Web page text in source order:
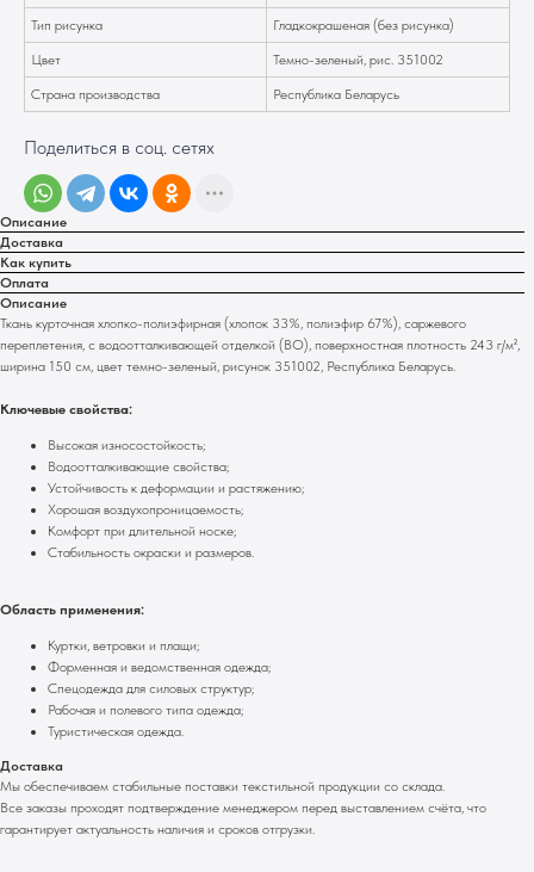
Тип рисунка Гладкокрашеная (без рисунка)
Цвет Темно-зеленый, рис. 351002
Страна производства Республика Беларусь
Поделиться в соц. сетях
Описание
Доставка
Как купить
Оплата
Описание
Ткань курточная хлопко-полиэфирная (хлопок 33%, полиэфир 67%), саржевого
переплетения, с водоотталкивающей отделкой (ВО), поверхностная плотность 243 г/м²,
ширина 150 см, цвет темно-зеленый, рисунок 351002, Республика Беларусь.
Ключевые свойства:
Высокая износостойкость;
Водоотталкивающие свойства;
Устойчивость к деформации и растяжению;
Хорошая воздухопроницаемость;
Комфорт при длительной носке;
Стабильность окраски и размеров.
Область применения:
Куртки, ветровки и плащи;
Форменная и ведомственная одежда;
Спецодежда для силовых структур;
Рабочая и полевого типа одежда;
Туристическая одежда.
Доставка
Мы обеспечиваем стабильные поставки текстильной продукции со склада.
Все заказы проходят подтверждение менеджером перед выставлением счёта, что
гарантирует актуальность наличия и сроков отгрузки.